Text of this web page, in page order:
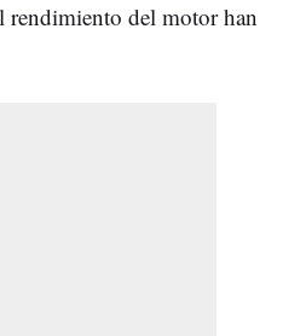
rendimiento del motor han